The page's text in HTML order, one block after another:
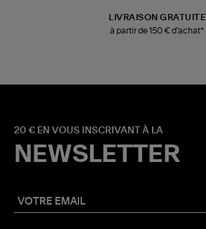
LIVRAISON GRATUITE
à partir de 150 € d'achat*
20 € EN VOUS INSCRIVANT À LA
NEWSLETTER